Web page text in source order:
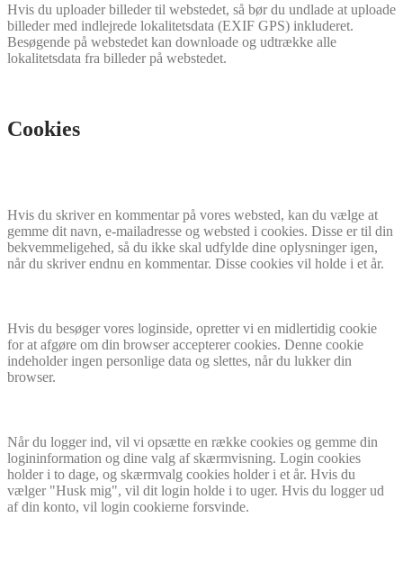
Hvis du uploader billeder til webstedet, så bør du undlade at uploade
billeder med indlejrede lokalitetsdata (EXIF GPS) inkluderet.
Besøgende på webstedet kan downloade og udtrække alle
lokalitetsdata fra billeder på webstedet.
Cookies
Hvis du skriver en kommentar på vores websted, kan du vælge at
gemme dit navn, e-mailadresse og websted i cookies. Disse er til din
bekvemmeligehed, så du ikke skal udfylde dine oplysninger igen,
når du skriver endnu en kommentar. Disse cookies vil holde i et år.
Hvis du besøger vores loginside, opretter vi en midlertidig cookie
for at afgøre om din browser accepterer cookies. Denne cookie
indeholder ingen personlige data og slettes, når du lukker din
browser.
Når du logger ind, vil vi opsætte en række cookies og gemme din
logininformation og dine valg af skærmvisning. Login cookies
holder i to dage, og skærmvalg cookies holder i et år. Hvis du
vælger "Husk mig", vil dit login holde i to uger. Hvis du logger ud
af din konto, vil login cookierne forsvinde.